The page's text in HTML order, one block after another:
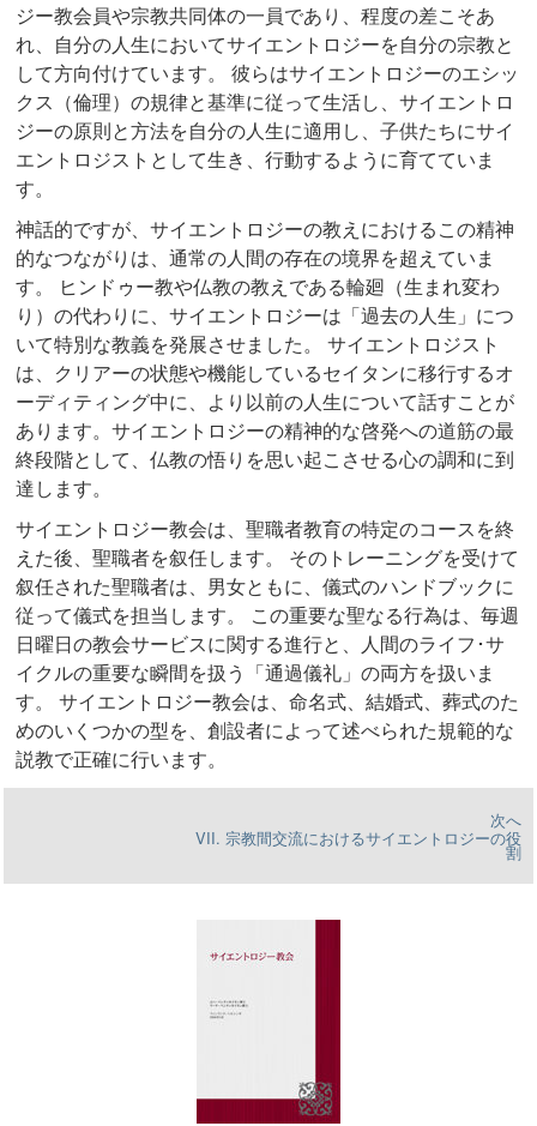
ジー教会員や宗教共同体の一員であり、程度の差こそあ
れ、自分の人生においてサイエントロジーを自分の宗教と
して方向付けています。 彼らはサイエントロジーのエシッ
クス（倫理）の規律と基準に従って生活し、サイエントロ
ジーの原則と方法を自分の人生に適用し、子供たちにサイ
エントロジストとして生き、行動するように育てていま
す。
神話的ですが、サイエントロジーの教えにおけるこの精神
的なつながりは、通常の人間の存在の境界を超えていま
す。 ヒンドゥー教や仏教の教えである輪廻（生まれ変わ
り）の代わりに、サイエントロジーは「過去の人生」につ
いて特別な教義を発展させました。 サイエントロジスト
は、クリアーの状態や機能しているセイタンに移行するオ
ーディティング中に、より以前の人生について話すことが
あります。サイエントロジーの精神的な啓発への道筋の最
終段階として、仏教の悟りを思い起こさせる心の調和に到
達します。
サイエントロジー教会は、聖職者教育の特定のコースを終
えた後、聖職者を叙任します。 そのトレーニングを受けて
叙任された聖職者は、男女ともに、儀式のハンドブックに
従って儀式を担当します。 この重要な聖なる行為は、毎週
日曜日の教会サービスに関する進行と、人間のライフ･サ
イクルの重要な瞬間を扱う「通過儀礼」の両方を扱いま
す。 サイエントロジー教会は、命名式、結婚式、葬式のた
めのいくつかの型を、創設者によって述べられた規範的な
説教で正確に行います。
次へ
VII. 宗教間交流におけるサイエントロジーの役
割